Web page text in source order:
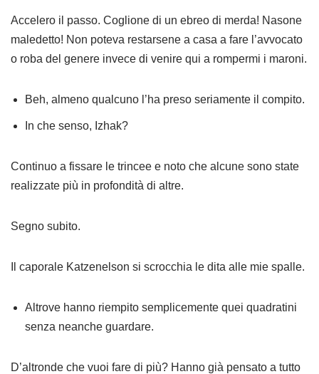
Accelero il passo. Coglione di un ebreo di merda! Nasone
maledetto! Non poteva restarsene a casa a fare l’avvocato
o roba del genere invece di venire qui a rompermi i maroni.
Beh, almeno qualcuno l’ha preso seriamente il compito.
In che senso, Izhak?
Continuo a fissare le trincee e noto che alcune sono state
realizzate più in profondità di altre.
Segno subito.
Il caporale Katzenelson si scrocchia le dita alle mie spalle.
Altrove hanno riempito semplicemente quei quadratini
senza neanche guardare.
D’altronde che vuoi fare di più? Hanno già pensato a tutto